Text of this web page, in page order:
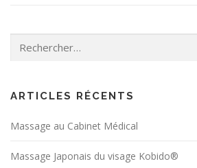
ARTICLES RÉCENTS
Massage au Cabinet Médical
Massage Japonais du visage Kobido®